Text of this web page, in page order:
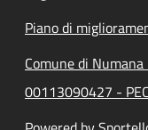
Piano di
Comune di
00113090427 -